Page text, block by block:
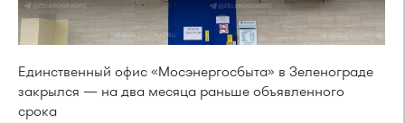
Единственный офис «Мосэнергосбыта» в Зеленограде
закрылся — на два месяца раньше объявленного
срока